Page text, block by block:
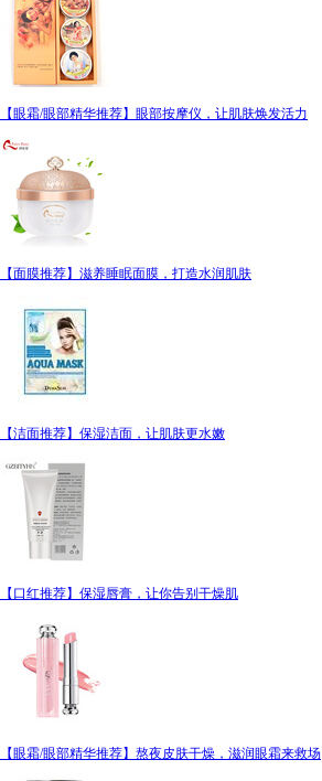
【眼霜/眼部精华推荐】眼部按摩仪，让肌肤焕发活力
【面膜推荐】滋养睡眠面膜，打造水润肌肤
【洁面推荐】保湿洁面，让肌肤更水嫩
【口红推荐】保湿唇膏，让你告别干燥肌
【眼霜/眼部精华推荐】熬夜皮肤干燥，滋润眼霜来救场